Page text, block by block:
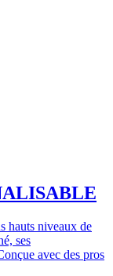
hauts niveaux de
ses
avec des pros